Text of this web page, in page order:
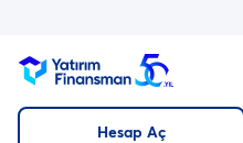
Hesap Aç